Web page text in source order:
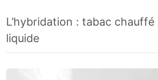
L’hybridation : tabac chauffé
liquide